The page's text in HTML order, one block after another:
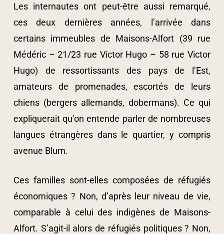
Les internautes ont peut-être aussi remarqué,
ces deux dernières années, l’arrivée dans
certains immeubles de Maisons-Alfort (39 rue
Médéric – 21/23 rue Victor Hugo – 58 rue Victor
Hugo) de ressortissants des pays de l’Est,
amateurs de promenades, escortés de leurs
chiens (bergers allemands, dobermans). Ce qui
expliquerait qu’on entende parler de nombreuses
langues étrangères dans le quartier, y compris
avenue Blum.
Ces familles sont-elles composées de réfugiés
économiques ? Non, d’après leur niveau de vie,
comparable à celui des indigènes de Maisons-
Alfort. S’agit-il alors de réfugiés politiques ? Non,